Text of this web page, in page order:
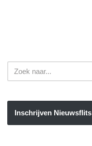
Inschrijven Nieuwsflits